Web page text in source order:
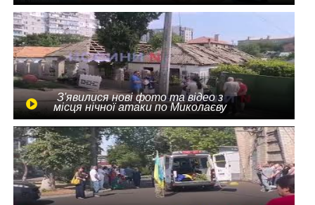
З'явилися нові фото та відео з
місця нічної атаки по Миколаєву